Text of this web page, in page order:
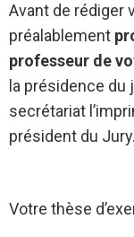
Avant de rédiger
préalablement
professeur de
la présidence du
secrétariat
président du Jury.
Votre thèse